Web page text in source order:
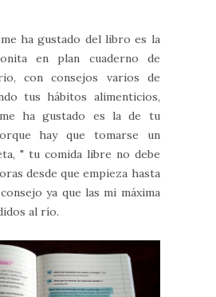
ha gustado del libro es la
en plan cuaderno de
con consejos varios de
tus hábitos alimenticios,
ha gustado es la de tu
hay que tomarse un
" tu comida libre no debe
desde que empieza hasta
ya que las mi máxima
al río.